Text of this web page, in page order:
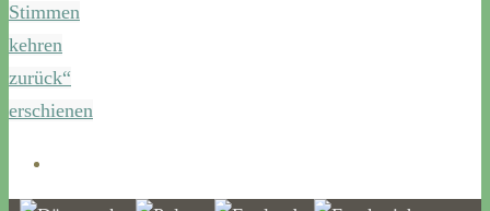
Stimmen
kehren
zurück“
erschienen